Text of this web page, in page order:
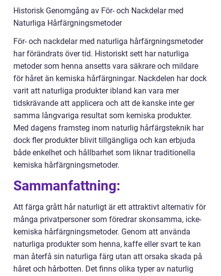
Historisk Genomgång av För- och Nackdelar med
Naturliga Hårfärgningsmetoder
För- och nackdelar med naturliga hårfärgningsmetoder
har förändrats över tid. Historiskt sett har naturliga
metoder som henna ansetts vara säkrare och mildare
för håret än kemiska hårfärgningar. Nackdelen har dock
varit att naturliga produkter ibland kan vara mer
tidskrävande att applicera och att de kanske inte ger
samma långvariga resultat som kemiska produkter.
Med dagens framsteg inom naturlig hårfärgsteknik har
dock fler produkter blivit tillgängliga och kan erbjuda
både enkelhet och hållbarhet som liknar traditionella
kemiska hårfärgningsmetoder.
Sammanfattning:
Att färga grått hår naturligt är ett attraktivt alternativ för
många privatpersoner som föredrar skonsamma, icke-
kemiska hårfärgningsmetoder. Genom att använda
naturliga produkter som henna, kaffe eller svart te kan
man återfå sin naturliga färg utan att orsaka skada på
håret och hårbotten. Det finns olika typer av naturlig